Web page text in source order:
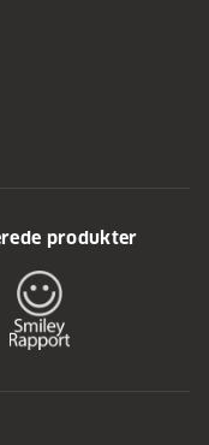
produkter